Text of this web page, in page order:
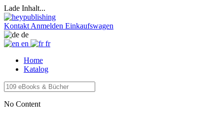
Lade Inhalt...
Kontakt Anmelden Einkaufswagen
de
en
fr
Home
Katalog
No Content